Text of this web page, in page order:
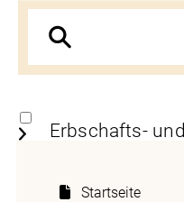
Startseite
Erbschafts- und